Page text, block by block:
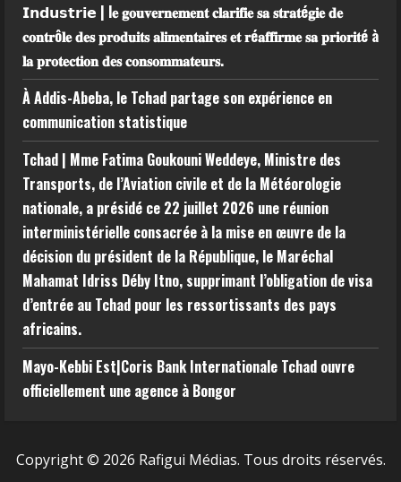
𝗜𝗻𝗱𝘂𝘀𝘁𝗿𝗶𝗲 | l𝐞 𝐠𝐨𝐮𝐯𝐞𝐫𝐧𝐞𝐦𝐞𝐧𝐭 𝐜𝐥𝐚𝐫𝐢𝐟𝐢𝐞 𝐬𝐚 𝐬𝐭𝐫𝐚𝐭é𝐠𝐢𝐞 𝐝𝐞
𝐜𝐨𝐧𝐭𝐫ô𝐥𝐞 𝐝𝐞𝐬 𝐩𝐫𝐨𝐝𝐮𝐢𝐭𝐬 𝐚𝐥𝐢𝐦𝐞𝐧𝐭𝐚𝐢𝐫𝐞𝐬 𝐞𝐭 𝐫é𝐚𝐟𝐟𝐢𝐫𝐦𝐞 𝐬𝐚 𝐩𝐫𝐢𝐨𝐫𝐢𝐭é à
𝐥𝐚 𝐩𝐫𝐨𝐭𝐞𝐜𝐭𝐢𝐨𝐧 𝐝𝐞𝐬 𝐜𝐨𝐧𝐬𝐨𝐦𝐦𝐚𝐭𝐞𝐮𝐫𝐬.
À Addis-Abeba, le Tchad partage son expérience en
communication statistique
Tchad | Mme Fatima Goukouni Weddeye, Ministre des
Transports, de l’Aviation civile et de la Météorologie
nationale, a présidé ce 22 juillet 2026 une réunion
interministérielle consacrée à la mise en œuvre de la
décision du président de la République, le Maréchal
Mahamat Idriss Déby Itno, supprimant l’obligation de visa
d’entrée au Tchad pour les ressortissants des pays
africains.
Mayo-Kebbi Est|Coris Bank Internationale Tchad ouvre
officiellement une agence à Bongor
Copyright © 2026 Rafigui Médias. Tous droits réservés.